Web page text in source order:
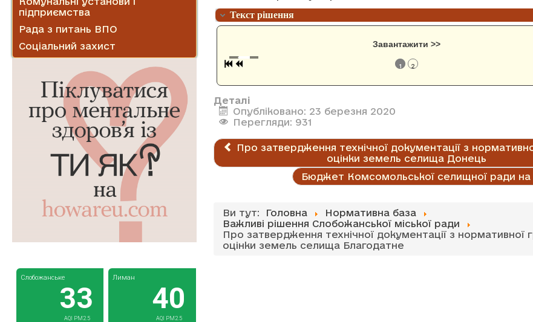
підприємства
Рада з питань ВПО
Соціальний захист
Текст рішення
Завантажити >>
1 2
Деталі
Опубліковано: 23 березня 2020
Перегляди: 931
Про затвердження технічної документації з
оцінки земель селища Донець
Бюджет Комсомольської селищної ради на
Ви тут: Головна
Нормативна база
Важливі рішення Слобожанської міської ради
Про затвердження технічної документації з нормативної
оцінки земель селища Благодатне